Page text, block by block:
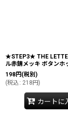
★STEP3★ THE
ル赤錆メッキ ボタンホ
198円 (税別)
(税込 : 218 円)
カートに